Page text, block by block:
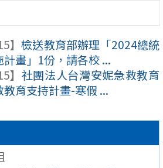
】 檢送教育部辦理「2024總統
畫」1份，請各校 ...
】 社團法人台灣安妮急救教育
育支持計畫-寒假 ...